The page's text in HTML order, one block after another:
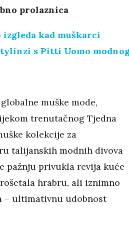
prolaznica
izgleda kad muškarci
s Pitti Uomo
muške mode,
trenutačnog Tjedna
kolekcije za
talijanskih modnih divova
pažnju privukla revija kuće
hrabru, ali iznimno
– ultimativnu udobnost